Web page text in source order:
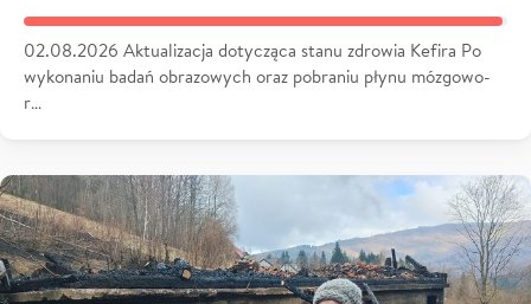
02.08.2026 Aktualizacja dotycząca stanu zdrowia Kefira Po
wykonaniu badań obrazowych oraz pobraniu płynu mózgowo-
r…